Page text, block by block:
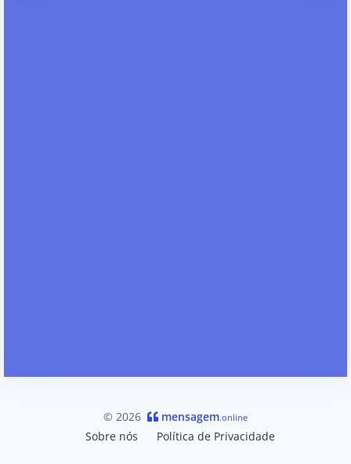
© 2026 mensagem.online
Sobre nós Política de Privacidade